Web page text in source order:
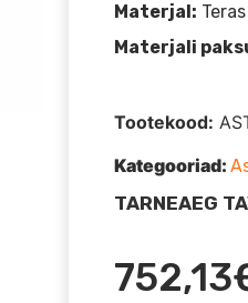
752,13
Materjal: Teras
Materjali
Tootekood:
Kategooriad:
TARNEAEG